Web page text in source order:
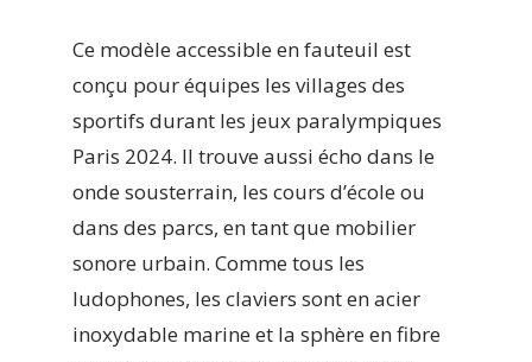
Ce modèle accessible en fauteuil est
conçu pour équipes les villages des
sportifs durant les jeux paralympiques
Paris 2024. Il trouve aussi écho dans le
onde sousterrain, les cours d’école ou
dans des parcs, en tant que mobilier
sonore urbain. Comme tous les
ludophones, les claviers sont en acier
inoxydable marine et la sphère en fibre